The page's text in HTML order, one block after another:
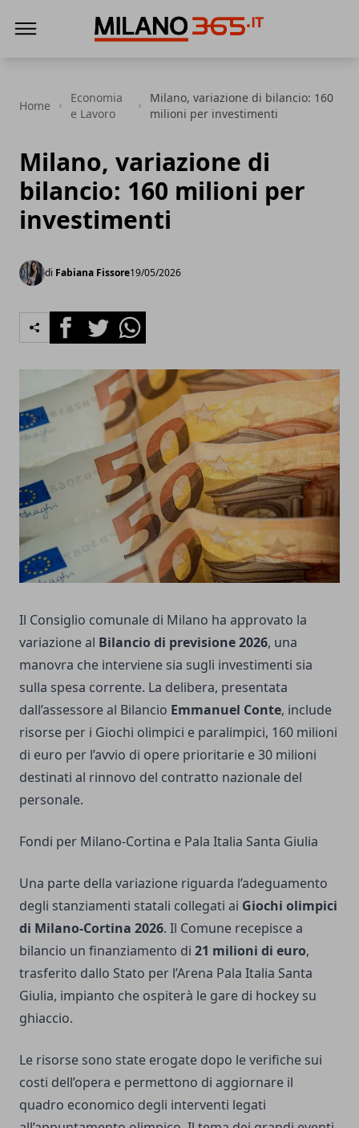
Home
Economia
e Lavoro
Milano, variazione di bilancio: 160
milioni per investimenti
Milano, variazione di
bilancio: 160 milioni per
investimenti
di Fabiana Fissore19/05/2026
FacebookTwitterWhatsapp
Il Consiglio comunale di Milano ha approvato la
variazione al Bilancio di previsione 2026, una
manovra che interviene sia sugli investimenti sia
sulla spesa corrente. La delibera, presentata
dall’assessore al Bilancio Emmanuel Conte, include
risorse per i Giochi olimpici e paralimpici, 160 milioni
di euro per l’avvio di opere prioritarie e 30 milioni
destinati al rinnovo del contratto nazionale del
personale.
Fondi per Milano-Cortina e Pala Italia Santa Giulia
Una parte della variazione riguarda l’adeguamento
degli stanziamenti statali collegati ai Giochi olimpici
di Milano-Cortina 2026. Il Comune recepisce a
bilancio un finanziamento di 21 milioni di euro,
trasferito dallo Stato per l’Arena Pala Italia Santa
Giulia, impianto che ospiterà le gare di hockey su
ghiaccio.
Le risorse sono state erogate dopo le verifiche sui
costi dell’opera e permettono di aggiornare il
quadro economico degli interventi legati